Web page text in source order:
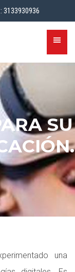
3133930936
SU
una